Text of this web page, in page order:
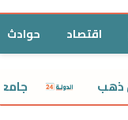
اقتصاد حوادث
جامعة